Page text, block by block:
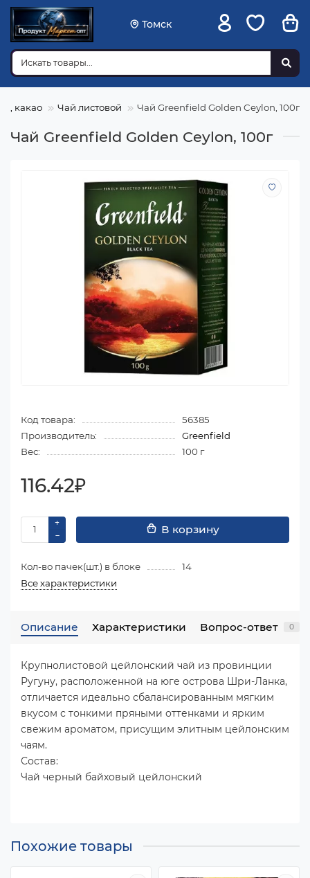
Томск
какао Чай листовой Чай Greenfield Golden Ceylon, 100г
Чай Greenfield Golden Ceylon, 100г
Код товара:
56385
Производитель:
Greenfield
Вес:
100 г
116.42₽
В корзину
Кол-во пачек(шт.) в блоке
14
Все характеристики
Описание Характеристики Вопрос-ответ 0
Крупнолистовой цейлонский чай из провинции
Ругуну, расположенной на юге острова Шри-Ланка,
отличается идеально сбалансированным мягким
вкусом с тонкими пряными оттенками и ярким
свежим ароматом, присущим элитным цейлонским
чаям.
Состав:
Чай черный байховый цейлонский
Похожие товары